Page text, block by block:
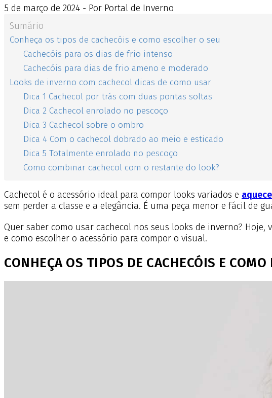
5 de março de 2024 - Por Portal de Inverno
Sumário
Conheça os tipos de cachecóis e como escolher o seu
Cachecóis para os dias de frio intenso
Cachecóis para dias de frio ameno e moderado
Looks de inverno com cachecol dicas de como usar
Dica 1 Cachecol por trás com duas pontas soltas
Dica 2 Cachecol enrolado no pescoço
Dica 3 Cachecol sobre o ombro
Dica 4 Com o cachecol dobrado ao meio e esticado
Dica 5 Totalmente enrolado no pescoço
Como combinar cachecol com o restante do look?
Cachecol é o acessório ideal para compor looks variados e
sem perder a classe e a elegância. É uma peça menor e fácil de
Quer saber como usar cachecol nos seus looks de inverno?
e como escolher o acessório para compor o visual.
CONHEÇA OS TIPOS DE CACHECÓIS E COMO